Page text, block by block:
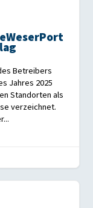
Betreibers
Jahres 2025
Standorten als
verzeichnet.